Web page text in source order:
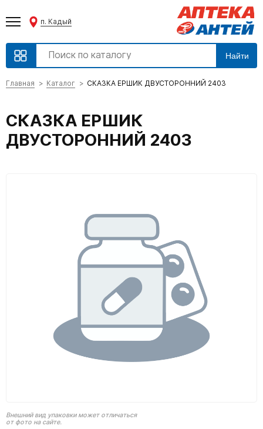
п. Кадый
Найти
Главная Каталог СКАЗКА ЕРШИК ДВУСТОРОННИЙ 2403
СКАЗКА ЕРШИК
ДВУСТОРОННИЙ 2403
Внешний вид упаковки может отличаться
от фото на сайте.